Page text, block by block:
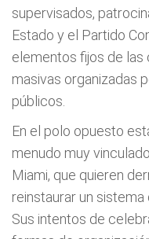
supervisados,
Estado y el Partido
elementos fijos de
masivas organizadas
públicos.
En el polo opuesto
menudo muy
Miami, que quieren
reinstaurar un sistema
Sus intentos de